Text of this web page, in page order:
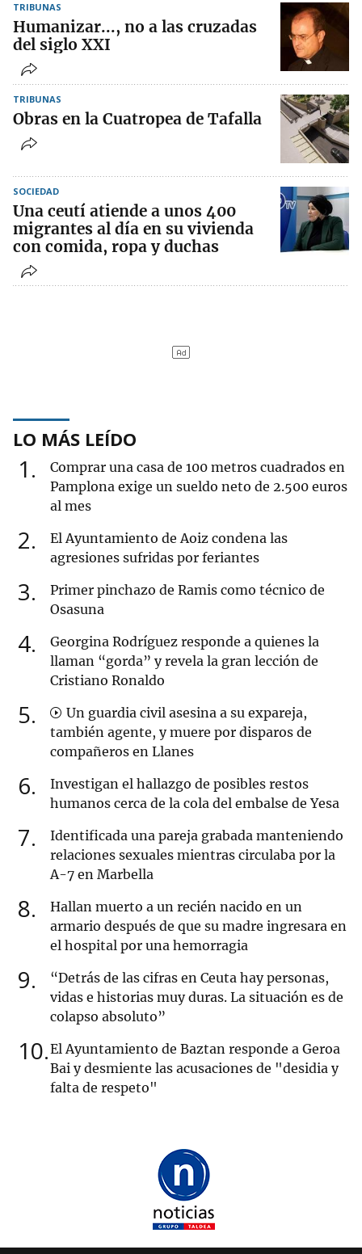
TRIBUNAS
Humanizar..., no a las cruzadas
del siglo XXI
TRIBUNAS
Obras en la Cuatropea de Tafalla
SOCIEDAD
Una ceutí atiende a unos 400
migrantes al día en su vivienda
con comida, ropa y duchas
LO MÁS LEÍDO
1
Comprar una casa de 100 metros cuadrados en
Pamplona exige un sueldo neto de 2.500 euros
al mes
2
El Ayuntamiento de Aoiz condena las
agresiones sufridas por feriantes
3
Primer pinchazo de Ramis como técnico de
Osasuna
4
Georgina Rodríguez responde a quienes la
llaman “gorda” y revela la gran lección de
Cristiano Ronaldo
5
Un guardia civil asesina a su expareja,
también agente, y muere por disparos de
compañeros en Llanes
6
Investigan el hallazgo de posibles restos
humanos cerca de la cola del embalse de Yesa
7
Identificada una pareja grabada manteniendo
relaciones sexuales mientras circulaba por la
A-7 en Marbella
8
Hallan muerto a un recién nacido en un
armario después de que su madre ingresara en
el hospital por una hemorragia
9
“Detrás de las cifras en Ceuta hay personas,
vidas e historias muy duras. La situación es de
colapso absoluto”
10 El Ayuntamiento de Baztan responde a Geroa
Bai y desmiente las acusaciones de "desidia y
falta de respeto"